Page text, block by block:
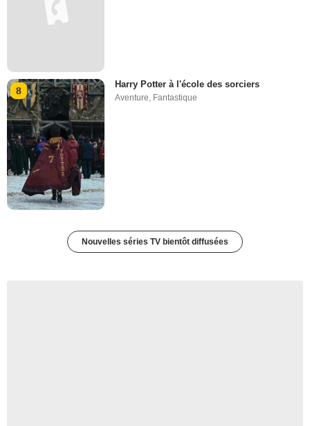
8
Harry Potter à l'école des sorciers
Aventure, Fantastique
Nouvelles séries TV bientôt diffusées